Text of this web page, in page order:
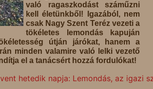
való ragaszkodást száműzni
kell életünkből! Igazából, nem
csak Nagy Szent Teréz vezeti a
tökéletes lemondás kapuján
útján járókat, hanem a
minden valamire való lelki vezető
el a tanácsért hozzá fordulókat!
hetedik napja: Lemondás, az igazi